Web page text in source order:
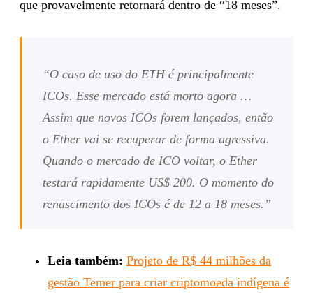
observou que o mercado de ICO está “morto” agora e
que provavelmente retornará dentro de “18 meses”.
“O caso de uso do ETH é principalmente
ICOs. Esse mercado está morto agora …
Assim que novos ICOs forem lançados, então
o Ether vai se recuperar de forma agressiva.
Quando o mercado de ICO voltar, o Ether
testará rapidamente US$ 200. O momento do
Leia também:Projeto de R$ 44 milhões da